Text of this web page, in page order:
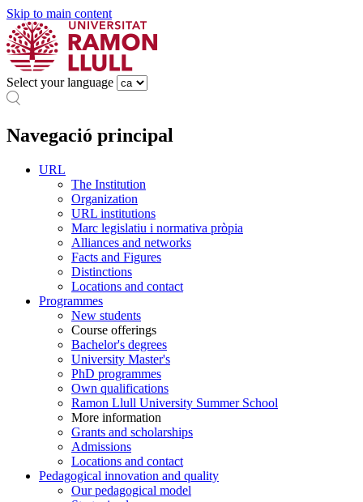
Skip to main content
Select your language
Navegació principal
URL
The Institution
Organization
URL institutions
Marc legislatiu i normativa pròpia
Alliances and networks
Facts and Figures
Distinctions
Locations and contact
Programmes
New students
Course offerings
Bachelor's degrees
University Master's
PhD programmes
Own qualifications
Ramon Llull University Summer School
More information
Grants and scholarships
Admissions
Locations and contact
Pedagogical innovation and quality
Our pedagogical model